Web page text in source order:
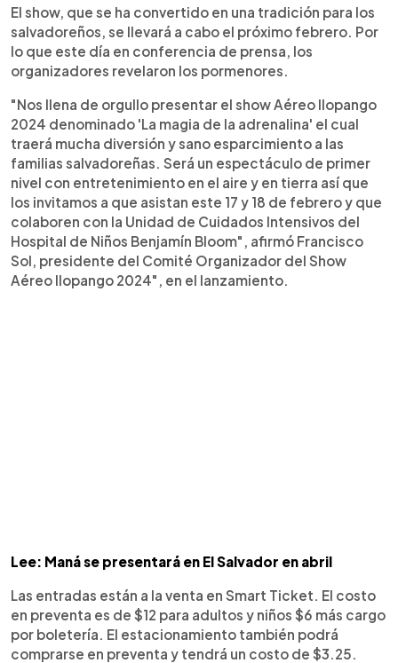
El show, que se ha convertido en una tradición para los
salvadoreños, se llevará a cabo el próximo febrero. Por
lo que este día en conferencia de prensa, los
organizadores revelaron los pormenores.
"Nos llena de orgullo presentar el show Aéreo Ilopango
2024 denominado 'La magia de la adrenalina' el cual
traerá mucha diversión y sano esparcimiento a las
familias salvadoreñas. Será un espectáculo de primer
nivel con entretenimiento en el aire y en tierra así que
los invitamos a que asistan este 17 y 18 de febrero y que
colaboren con la Unidad de Cuidados Intensivos del
Hospital de Niños Benjamín Bloom", afirmó Francisco
Sol, presidente del Comité Organizador del Show
Aéreo Ilopango 2024", en el lanzamiento.
Lee: Maná se presentará en El Salvador en abril
Las entradas están a la venta en Smart Ticket. El costo
en preventa es de $12 para adultos y niños $6 más cargo
por boletería. El estacionamiento también podrá
comprarse en preventa y tendrá un costo de $3.25.